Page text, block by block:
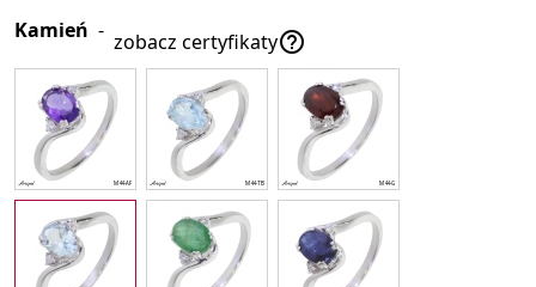
Kamień - zobacz certyfikaty